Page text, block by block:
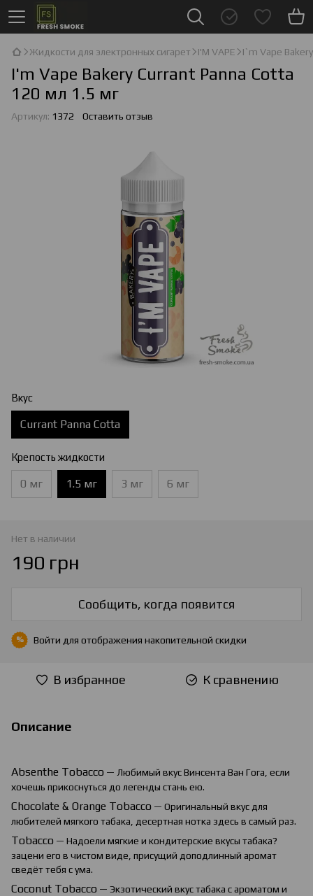
Жидкости для электронных сигарет I'М VAPE I`m Vape
I'm Vape Bakery Currant Panna Cotta
120 мл 1.5 мг
Артикул: 1372 Оставить отзыв
Вкус
Currant Panna Cotta
Крепость жидкости
0 мг 1.5 мг 3 мг 6 мг
Нет в наличии
190 грн
Сообщить, когда появится
% Войти для отображения накопительной скидки
В избранное К сравнению
Описание
Absenthe Tobacco — Любимый вкус Винсента Ван Гога, если
хочешь прикоснуться до легенды стань ею.
Chocolate & Orange Tobacco — Оригинальный вкус для
любителей мягкого табака, десертная нотка здесь в самый раз.
Tobacco — Надоели мягкие и кондитерские вкусы табака?
зацени его в чистом виде, присущий доподлинный аромат
сведёт тебя с ума.
Coconut Tobacco — Экзотический вкус табака с ароматом и